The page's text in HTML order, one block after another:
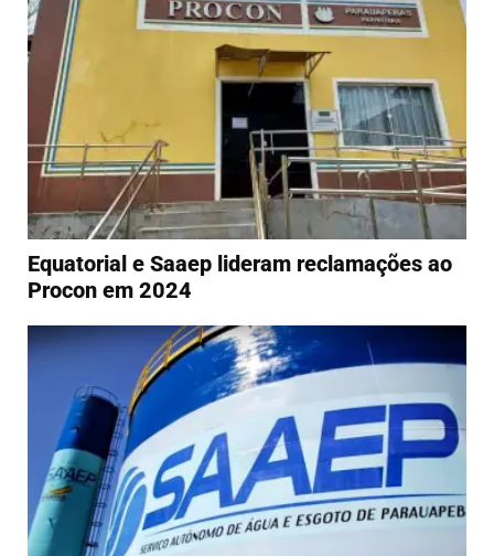
Equatorial e Saaep lideram reclamações ao
Procon em 2024